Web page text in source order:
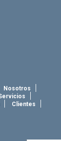
Nosotros
Clientes